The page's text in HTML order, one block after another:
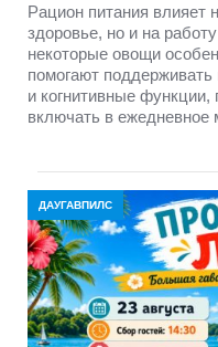
Рацион питания влияет
здоровье, но и на
некоторые овощи
помогают
и когнитивные функции,
включать в ежедневное
ДАУГАВПИЛС